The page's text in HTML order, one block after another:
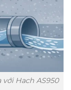
Hach AS950